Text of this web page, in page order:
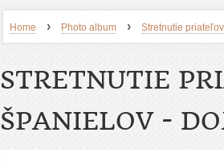
Home › Photo album › Stretnutie
STRETNUTIE
ŠPANIELOV -